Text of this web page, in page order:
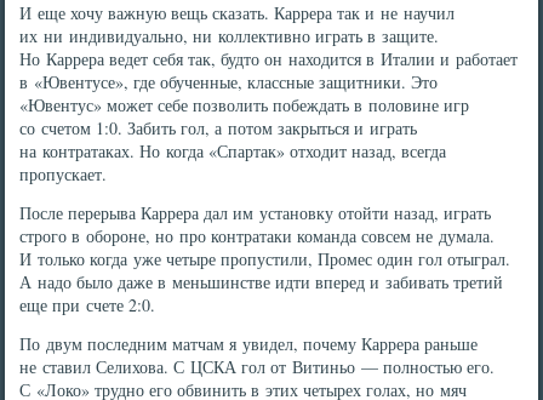
И еще хочу важную вещь сказать. Каррера так и не научил
их ни индивидуально, ни коллективно играть в защите.
Но Каррера ведет себя так, будто он находится в Италии и работает
в «Ювентусе», где обученные, классные защитники. Это
«Ювентус» может себе позволить побеждать в половине игр
со счетом 1:0. Забить гол, а потом закрыться и играть
на контратаках. Но когда «Спартак» отходит назад, всегда
пропускает.
После перерыва Каррера дал им установку отойти назад, играть
строго в обороне, но про контратаки команда совсем не думала.
И только когда уже четыре пропустили, Промес один гол отыграл.
А надо было даже в меньшинстве идти вперед и забивать третий
еще при счете 2:0.
По двум последним матчам я увидел, почему Каррера раньше
не ставил Селихова. С ЦСКА гол от Витиньо — полностью его.
С «Локо» трудно его обвинить в этих четырех голах, но мяч